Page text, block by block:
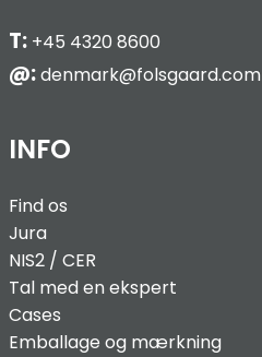
T: +45 4320 8600
@:denmark@folsgaard.com
INFO
Find os
Jura
NIS2 / CER
Tal med en ekspert
Cases
Emballage og mærkning